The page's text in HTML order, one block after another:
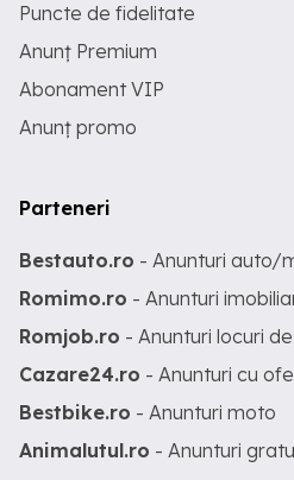
Puncte de fidelitate
Anunț Premium
Abonament VIP
Anunț promo
Parteneri
Bestauto.ro - Anunturi auto/
Romimo.ro - Anunturi
Romjob.ro - Anunturi locuri
Cazare24.ro - Anunturi cu
Bestbike.ro - Anunturi moto
Animalutul.ro - Anunturi